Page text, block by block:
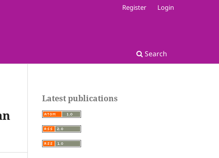
Search
Register Login
Latest publications